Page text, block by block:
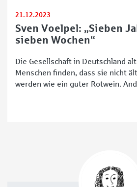
21.12.2023
Sven Voelpel: „Sieben
sieben Wochen“
Die Gesellschaft in Deutschland
Menschen finden, dass sie nicht
werden wie ein guter Rotwein.
Nahrungsergänzungsmitteln,